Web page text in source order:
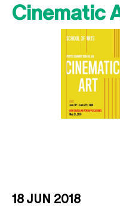
Cinematic
18 JUN 2018